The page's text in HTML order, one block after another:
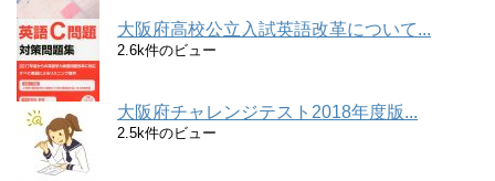
大阪府高校公立入試英語改革について...
2.6k件のビュー
大阪府チャレンジテスト2018年度版...
2.5k件のビュー